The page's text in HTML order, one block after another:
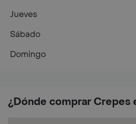
¿Dónde comprar Crepes
Jueves
Sábado
Domingo